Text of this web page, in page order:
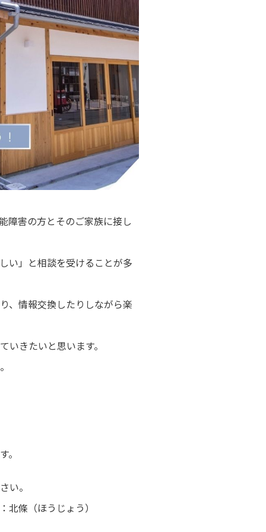
障害の方とそのご家族に接し
い」と相談を受けることが多
、情報交換したりしながら楽
きたいと思います。
い。
條（ほうじょう）